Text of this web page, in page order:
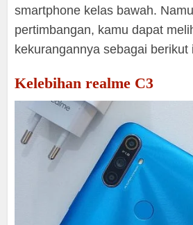
smartphone kelas bawah.
pertimbangan, kamu dapat
kekurangannya sebagai berikut
Kelebihan realme C3